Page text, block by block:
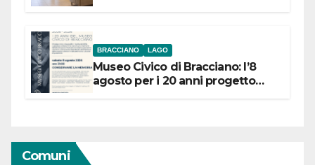
BRACCIANO LAGO
Museo Civico di Bracciano: l’8
agosto per i 20 anni progetto
Comuni